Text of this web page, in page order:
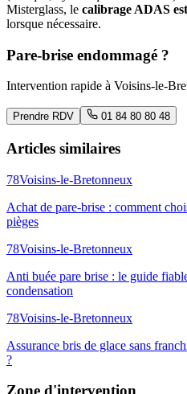
Misterglass, le calibrage ADAS
lorsque nécessaire.
Pare-brise endommagé ?
Intervention rapide à Voisins-le-
Prendre RDV 01 84 80 80 48
Articles similaires
78Voisins-le-Bretonneux
Achat de pare-brise : comment
pièges
78Voisins-le-Bretonneux
Anti buée pare brise : le guide
condensation
78Voisins-le-Bretonneux
Assurance bris de glace sans
?